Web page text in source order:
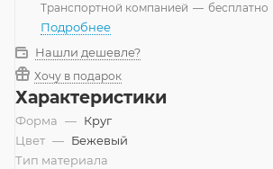
Транспортной компанией — бесплатно
Подробнее
Нашли дешевле?
Хочу в подарок
Характеристики
Форма — Круг
Цвет — Бежевый
Тип материала